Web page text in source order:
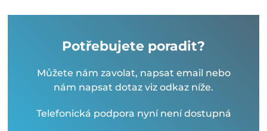
Potřebujete poradit?
Můžete nám zavolat, napsat email nebo
nám napsat dotaz viz odkaz níže.
Telefonická podpora nyní není dostupná